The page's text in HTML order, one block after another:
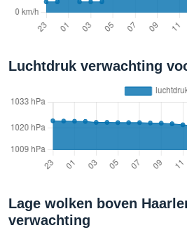
Luchtdruk verwachting
Lage wolken boven
verwachting